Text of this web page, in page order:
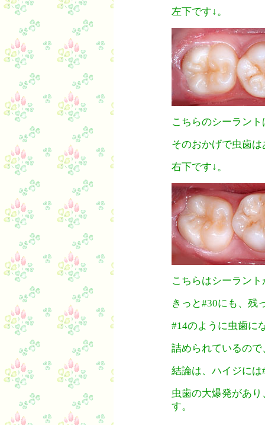
左下です↓。
こちらのシーラン
そのおかげで虫歯
右下です↓。
こちらはシーラン
きっと#30にも、残
#14のように虫歯に
詰められているの
結論は、ハイジに
虫歯の大爆発があ
す。